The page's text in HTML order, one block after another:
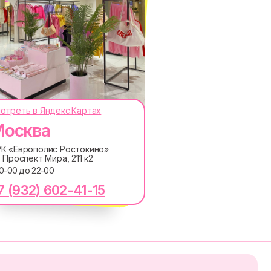
(932) 602-41-15
«Европолис Ростокино»
Проспект Мира, 211 к2
00 до 22-00
в Яндекс.Картах
с Политикой обработки персональных
электронных сообщений
ПРИГЛАШЕНИЯ НА
нашем Telegram-канале